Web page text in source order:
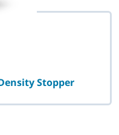
Stopper